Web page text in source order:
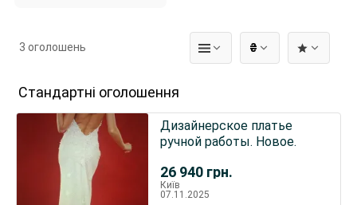
₴
3 оголошень
Стандартні оголошення
26 940 грн.
Дизайнерское платье
ручной работы. Новое.
Київ
07.11.2025